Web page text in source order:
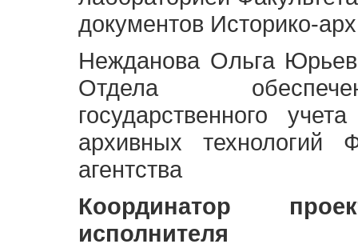
документов Историко-
Нежданова Ольга
Отдела
государственного
архивных технологий
агентства
Координатор
исполнителя